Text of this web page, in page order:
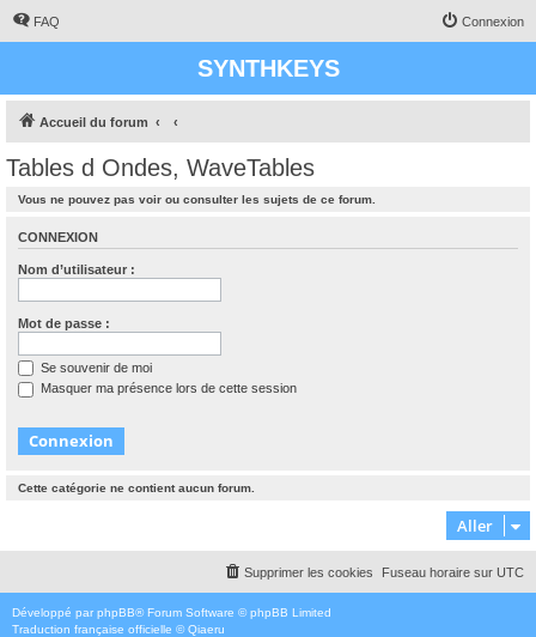
FAQ Connexion
SYNTHKEYS
Accueil du forum
Tables d Ondes, WaveTables
Vous ne pouvez pas voir ou consulter les sujets de ce forum.
CONNEXION
Nom d’utilisateur :
Mot de passe :
Se souvenir de moi
Masquer ma présence lors de cette session
Cette catégorie ne contient aucun forum.
Aller
Fuseau horaire sur UTC
Supprimer les cookies
Développé par phpBB® Forum Software © phpBB Limited
Traduction française officielle ©Qiaeru